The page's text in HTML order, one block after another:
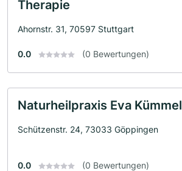
Therapie
Ahornstr. 31, 70597 Stuttgart
0.0 (0 Bewertungen)
Naturheilpraxis Eva Kümmel
Schützenstr. 24, 73033 Göppingen
0.0 (0 Bewertungen)